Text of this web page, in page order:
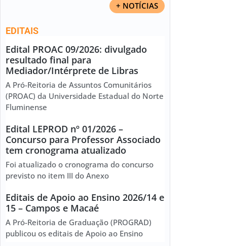
+ NOTÍCIAS
EDITAIS
Edital PROAC 09/2026: divulgado
resultado final para
Mediador/Intérprete de Libras
A Pró-Reitoria de Assuntos Comunitários
(PROAC) da Universidade Estadual do Norte
Fluminense
Edital LEPROD nº 01/2026 –
Concurso para Professor Associado
tem cronograma atualizado
Foi atualizado o cronograma do concurso
previsto no item III do Anexo
Editais de Apoio ao Ensino 2026/14 e
15 – Campos e Macaé
A Pró-Reitoria de Graduação (PROGRAD)
publicou os editais de Apoio ao Ensino